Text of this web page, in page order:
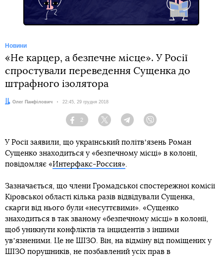
Новини
«Не карцер, а безпечне місце». У Росії
спростували переведення Сущенка до
штрафного ізолятора
Автор:
Олег Панфілович Дата:
22:45, 29 грудня 2018
Facebook
2
Twitter TelegramViber
У Росії заявили, що український політвʼязень Роман
Сущенко знаходиться у «безпечному місці» в колонії,
повідомляє «Интерфакс-Россия».
Зазначається, що члени Громадської спостережної комісії
Кіровської області кілька разів відвідували Сущенка,
скарги від нього були «несуттєвими». «Сущенко
знаходиться в так званому «безпечному місці» в колонії,
щоб уникнути конфліктів та інцидентів з іншими
увʼязненими. Це не ШІЗО. Він, на відміну від поміщених у
ШІЗО порушників, не позбавлений усіх прав в